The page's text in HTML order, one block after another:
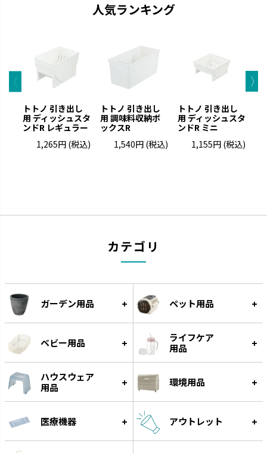
インテリアにマッチするデザイ
ンです。
つくりおき
作り置きに便利な食材小分け冷
凍・冷蔵トレーです。
浴室の壁面パネルとコーディネ
ートできます。
リュクレ ダスポット
使いやすい生活の必需品です。
人気ランキング
トトノ 引き出し
用 ディッシュスタ
ンドR レギュラー
1,265円 (税込)
トトノ 引き出し
用 調味料収納ボ
ックスR
1,540円 (税込)
トトノ 引き出し
用 ディッシュスタ
ンドR ミニ
1,155円 (税込)
カテゴリ
ガーデン用品 ペット用品
ベビー用品
ライフケア
用品
ハウスウェア
用品
環境用品
医療機器 アウトレット